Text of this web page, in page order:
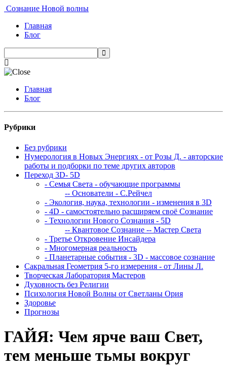
Сознание Новой волны
Главная
Блог
Главная
Блог
Рубрики
Без рубрики
Нумерология в Новых Энергиях - от Розы Д. - авторские
работы и подборки по теме других авторов
Переход 3D- 5D
- Семья Света - обучающие программы
-- Основатели - С.Рейчел
- Экология, наука, технологии - изменения в 3D
- 4D - самостоятельно расширяем своё Сознание
- Технологии Нового Сознания - 5D
-- Квантовое Сознание -- Мастер Света
- Третье Откровение Инсайдера
- Многомерная реальность
- Планетарные события - 3D - массовое сознание
Сакральная Геометрия 5-го измерения - от Лины Л.
Творческая Лаборатория Мастеров
Духовность без Религии
Психология Новой Волны от Светланы Ория
Здоровье
Прогнозы
ГАЙЯ: Чем ярче ваш Свет,
тем меньше тьмы вокруг